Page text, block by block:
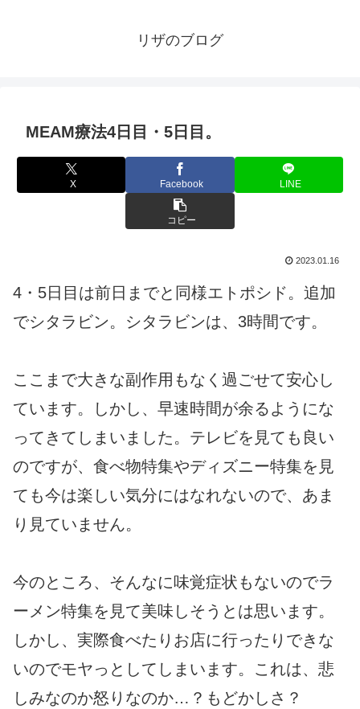
リザのブログ
MEAM療法4日目・5日目。
X Facebook LINE
コピー
2023.01.16
4・5日目は前日までと同様エトポシド。追加
でシタラビン。シタラビンは、3時間です。
ここまで大きな副作用もなく過ごせて安心し
ています。しかし、早速時間が余るようにな
ってきてしまいました。テレビを見ても良い
のですが、食べ物特集やディズニー特集を見
ても今は楽しい気分にはなれないので、あま
り見ていません。
今のところ、そんなに味覚症状もないのでラ
ーメン特集を見て美味しそうとは思います。
しかし、実際食べたりお店に行ったりできな
いのでモヤっとしてしまいます。これは、悲
しみなのか怒りなのか…？もどかしさ？